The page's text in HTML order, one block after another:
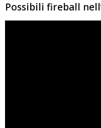
Possibili fireball